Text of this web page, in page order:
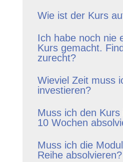
Wie ist der Kurs
Ich habe noch nie
Kurs gemacht.
zurecht?
Wieviel Zeit muss
investieren?
Muss ich den Kurs
10 Wochen
Muss ich die
Reihe absolvieren?